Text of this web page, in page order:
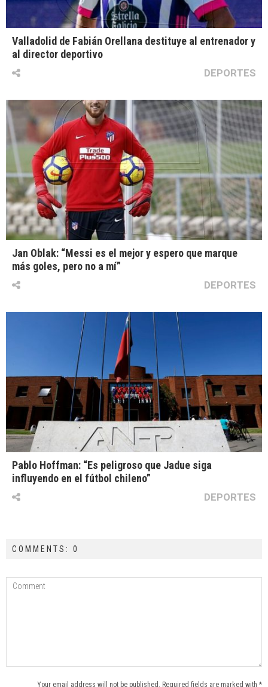
Valladolid de Fabián Orellana destituye al entrenador y
al director deportivo
DEPORTES
Jan Oblak: “Messi es el mejor y espero que marque
más goles, pero no a mí”
DEPORTES
Pablo Hoffman: “Es peligroso que Jadue siga
influyendo en el fútbol chileno”
DEPORTES
COMMENTS: 0
Your email address will not be published. Required fields are marked with *